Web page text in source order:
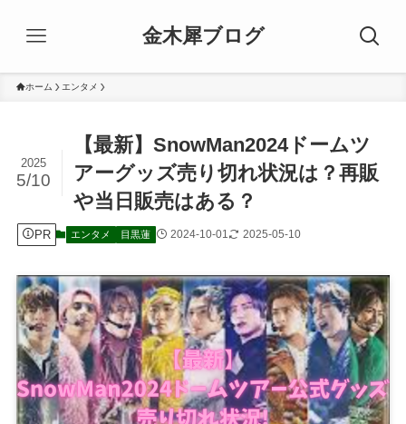
金木犀ブログ
ホーム エンタメ
【最新】SnowMan2024ドームツ
アーグッズ売り切れ状況は？再販
や当日販売はある？
2025
5/10
PR エンタメ 目黒蓮 2024-10-01 2025-05-10